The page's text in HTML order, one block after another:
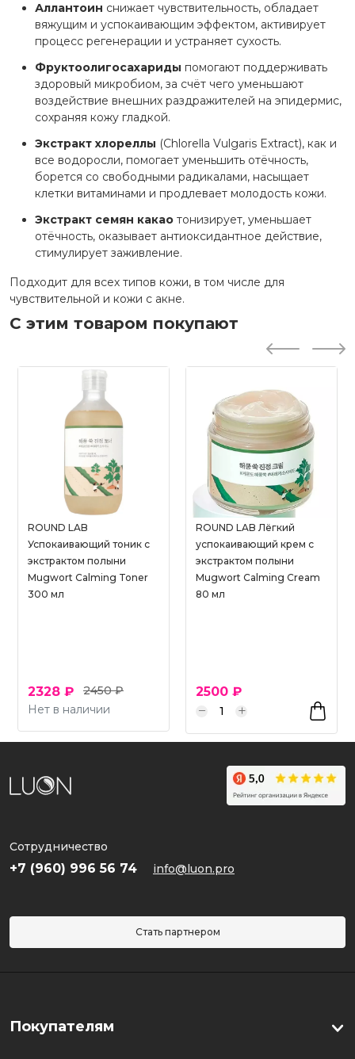
Аллантоин снижает чувствительность, обладает
вяжущим и успокаивающим эффектом, активирует
процесс регенерации и устраняет сухость.
Фруктоолигосахариды помогают поддерживать
здоровый микробиом, за счёт чего уменьшают
воздействие внешних раздражителей на эпидермис,
сохраняя кожу гладкой.
Экстракт хлореллы (Chlorella Vulgaris Extract), как и
все водоросли, помогает уменьшить отёчность,
борется со свободными радикалами, насыщает
клетки витаминами и продлевает молодость кожи.
Экстракт семян какао тонизирует, уменьшает
отёчность, оказывает антиоксидантное действие,
стимулирует заживление.
Подходит для всех типов кожи, в том числе для
чувствительной и кожи с акне.
С этим товаром покупают
ROUND LAB
Успокаивающий тоник с
экстрактом полыни
Mugwort Calming Toner
300 мл
2328 ₽
2450 ₽
Нет в наличии
ROUND LAB Лёгкий
успокаивающий крем с
экстрактом полыни
Mugwort Calming Cream
80 мл
2500 ₽
Сотрудничество
+7 (960) 996 56 74 info@luon.pro
Стать партнером
Покупателям